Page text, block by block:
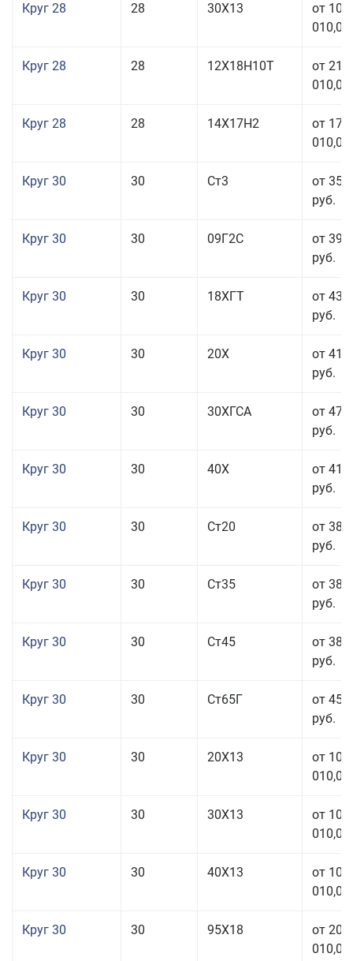
Круг 28 28 30Х13
от 103
010,00
Круг 28 28 12Х18Н10Т
от 210
010,00
Круг 28 28 14Х17Н2
от 179
010,00
Круг 30 30 Ст3
от 35
руб.
Круг 30 30 09Г2С
от 39
руб.
Круг 30 30 18ХГТ
от 43
руб.
Круг 30 30 20Х
от 41
руб.
Круг 30 30 30ХГСА
от 47
руб.
Круг 30 30 40Х
от 41
руб.
Круг 30 30 Ст20
от 38
руб.
Круг 30 30 Ст35
от 38
руб.
Круг 30 30 Ст45
от 38
руб.
Круг 30 30 Ст65Г
от 45
руб.
Круг 30 30 20Х13
от 101
010,00
Круг 30 30 30Х13
от 101
010,00
Круг 30 30 40Х13
от 101
010,00
Круг 30 30 95Х18
от 208
010,00